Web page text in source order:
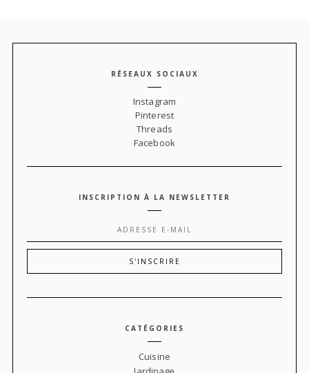
RÉSEAUX SOCIAUX
Instagram
Pinterest
Threads
Facebook
INSCRIPTION À LA NEWSLETTER
CATÉGORIES
Cuisine